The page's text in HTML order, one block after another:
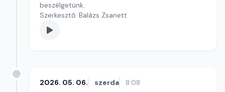
beszélgetünk.
Szerkesztő: Balázs Zsanett
2026. 05. 06. szerda 8:08